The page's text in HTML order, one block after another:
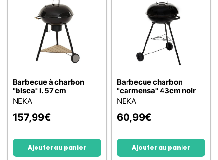
Barbecue à charbon
"bisca" l. 57 cm
NEKA
157,99€
Ajouter au panier
Barbecue charbon
"carmensa" 43cm noir
NEKA
60,99€
Ajouter au panier